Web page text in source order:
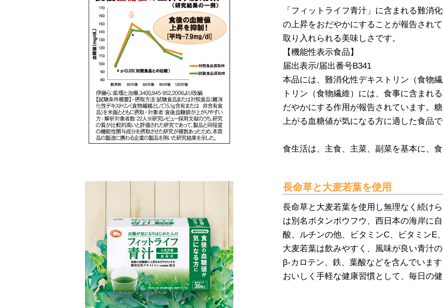
「フィットライフ青汁」に含まれる難消
の上昇をおだやかにすることが報告され
取り入れられる美味しさです。
【機能性表示食品】
届出表示/届出番号B341
本品には、難消化性デキストリン（食物
トリン（食物繊維）には、食事に含まれ
だやかにする作用が報告されています。
上がる血糖値が気になる方に適した食品で
食生活は、主食、主菜、副菜を基本に、食
長命草と大麦若葉を使用
長命草と大麦若葉を使用し無理なく続け
は別名ボタンボウフウ、西日本の海岸に
酸、ルチンの他、ビタミンC、ビタミンE
大麦若葉は飲みやすく、風味が良い青汁
β‐カロテン、鉄、葉酸などを含んでいます
おいしく手軽な健康習慣として、毎日の